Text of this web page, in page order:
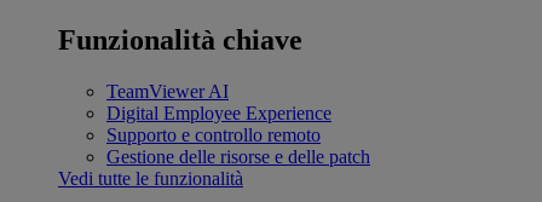
Funzionalità chiave
TeamViewer AI
Digital Employee Experience
Supporto e controllo remoto
Gestione delle risorse e delle patch
Vedi tutte le funzionalità